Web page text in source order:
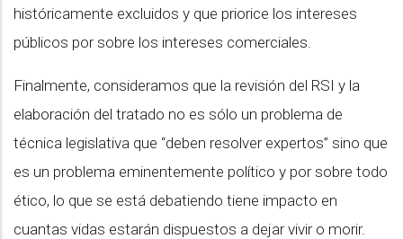
históricamente excluidos y que priorice los intereses
públicos por sobre los intereses comerciales.
Finalmente, consideramos que la revisión del RSI y la
elaboración del tratado no es sólo un problema de
técnica legislativa que “deben resolver expertos” sino que
es un problema eminentemente político y por sobre todo
ético, lo que se está debatiendo tiene impacto en
cuantas vidas estarán dispuestos a dejar vivir o morir.